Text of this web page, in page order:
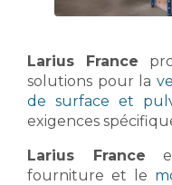
Larius France
solutions pour la
de surface et
exigences
Larius France
fourniture et le